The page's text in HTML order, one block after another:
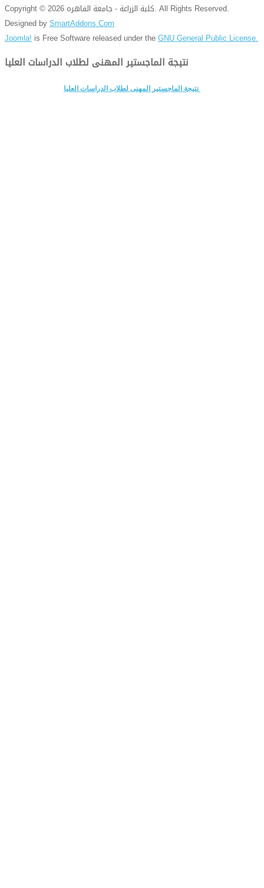
Copyright © 2026 كلية الزراعة - جامعة القاهره. All Rights Reserved.
Designed bySmartAddons.Com
Joomla! is Free Software released under theGNU General Public License.
نتيجة الماجستير المهنى لطلاب الدراسات العليا